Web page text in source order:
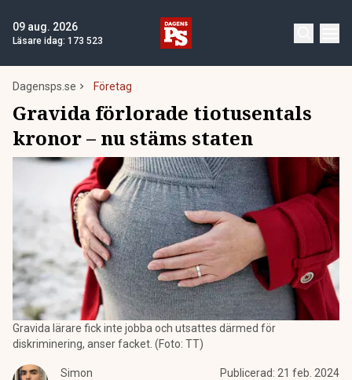
09 aug. 2026
Läsare idag: 173 523
Dagensps.se Företag
Gravida förlorade tiotusentals
kronor – nu stäms staten
Gravida lärare fick inte jobba och utsattes därmed för
diskriminering, anser facket. (Foto: TT)
Simon
Publicerad: 21 feb. 2024